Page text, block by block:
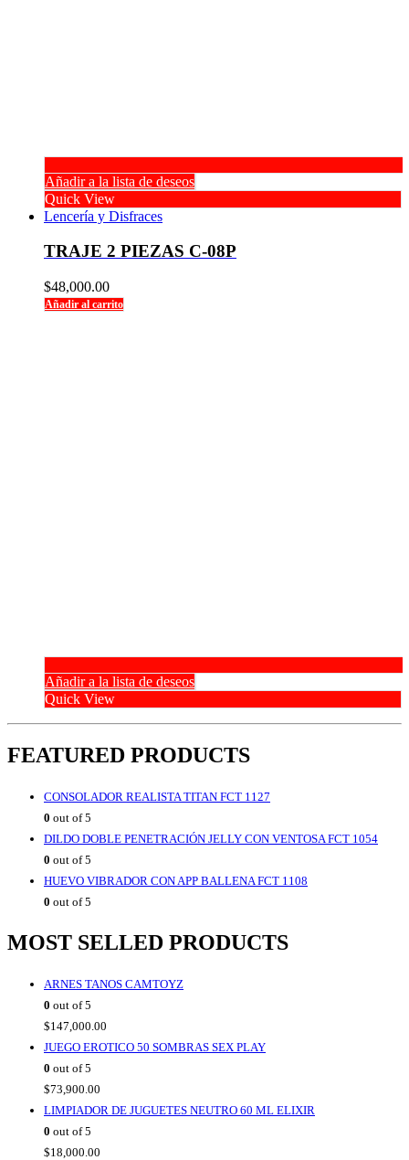
Añadir a la lista de deseos
Quick View
Lencería y Disfraces
TRAJE 2 PIEZAS C-08P
$48,000.00
Añadir al carrito
Añadir a la lista de deseos
Quick View
FEATURED PRODUCTS
CONSOLADOR REALISTA TITAN FCT 1127
0 out of 5
DILDO DOBLE PENETRACIÓN JELLY CON VENTOSA FCT 1054
0 out of 5
HUEVO VIBRADOR CON APP BALLENA FCT 1108
0 out of 5
MOST SELLED PRODUCTS
ARNES TANOS CAMTOYZ
0 out of 5
$147,000.00
JUEGO EROTICO 50 SOMBRAS SEX PLAY
0 out of 5
$73,900.00
LIMPIADOR DE JUGUETES NEUTRO 60 ML ELIXIR
0 out of 5
$18,000.00